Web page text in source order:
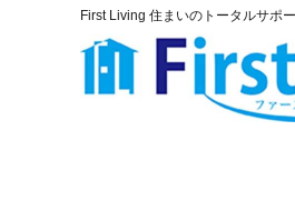
First Living 住まいのトータルサポ